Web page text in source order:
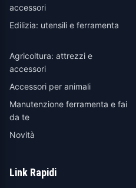
accessori
Edilizia: utensili e ferramenta
Agricoltura: attrezzi e
accessori
Accessori per animali
Manutenzione ferramenta e fai
da te
Novità
Link Rapidi